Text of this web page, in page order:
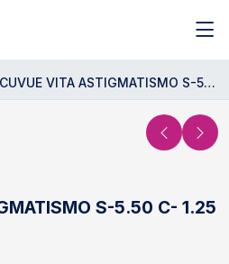
VITA ASTIGMATISMO S-5.50 C- 1.25 X 20 CB - 8.6
S-5.50 C- 1.25